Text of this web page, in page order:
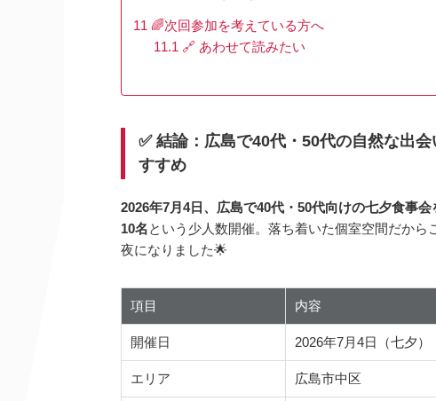
11 🌈次回参加を考えている方へ
11.1 🔗 あわせて読みたい
✅ 結論：広島で40代・50代の自然な出
すすめ
2026年7月4日、広島で40代・50代向けの七夕食事会
10名という少人数開催。落ち着いた個室空間だか
夜になりました🌟
項目 内容
開催日 2026年7月4日（七夕）
エリア 広島市中区